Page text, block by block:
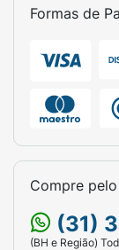
Formas de
Compre pelo
(31)
(BH e Região)